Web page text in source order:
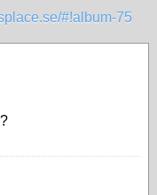
#!album-75